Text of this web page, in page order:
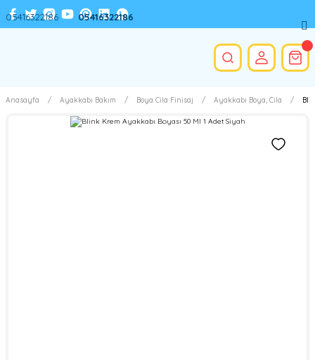
Anasayfa Ayakkabı Bakım Boya Cila Finisaj Ayakkabı Boya, Cila
05416322186 05416322186